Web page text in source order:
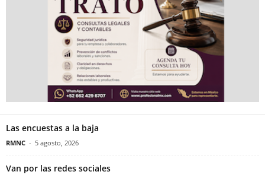
Las encuestas a la baja
RMNC - 5 agosto, 2026
Van por las redes sociales